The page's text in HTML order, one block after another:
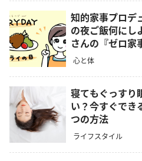
知的家事プロデ
の夜ご飯何にし
さんの『ゼロ
心と体
寝てもぐっすり
い？今すぐでき
つの方法
ライフスタイル